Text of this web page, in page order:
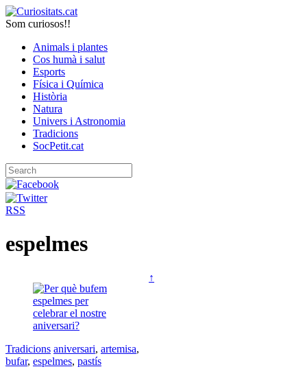
Som curiosos!!
Animals i plantes
Cos humà i salut
Esports
Física i Química
Història
Natura
Univers i Astronomia
Tradicions
SocPetit.cat
RSS
espelmes
Tradicions aniversari, artemisa,
bufar, espelmes, pastís
↑